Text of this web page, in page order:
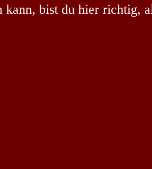
bist du hier richtig,